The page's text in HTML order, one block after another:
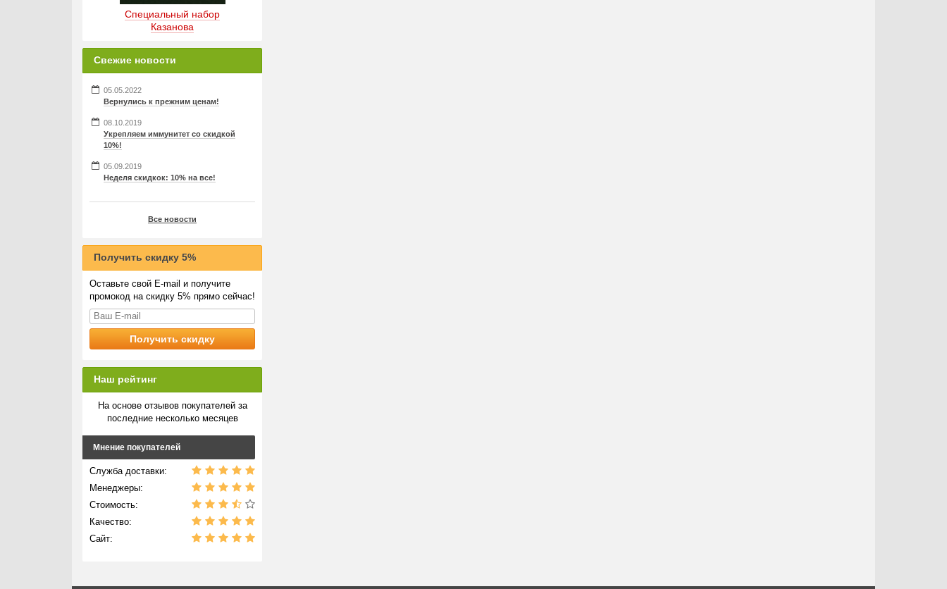
Специальный набор
Казанова
Свежие новости
05.05.2022
Вернулись к прежним ценам!
08.10.2019
Укрепляем иммунитет со скидкой
10%!
05.09.2019
Неделя скидкок: 10% на все!
Все новости
Получить скидку 5%
Оставьте свой E-mail и получите
промокод на скидку 5% прямо сейчас!
Наш рейтинг
На основе отзывов покупателей за
последние несколько месяцев
Мнение покупателей
Служба доставки:
Менеджеры:
Стоимость:
Качество:
Сайт: